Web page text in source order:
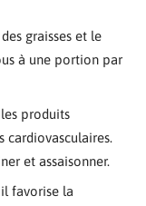
graisses et le
à une portion par
produits
cardiovasculaires.
et assaisonner.
favorise la